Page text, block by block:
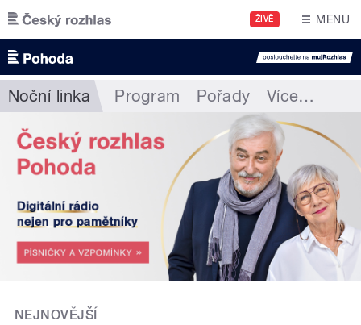
Přejít k hlavnímu obsahu
ŽIVĚ MENU
Noční linka Program Pořady Více…
NEJNOVĚJŠÍ